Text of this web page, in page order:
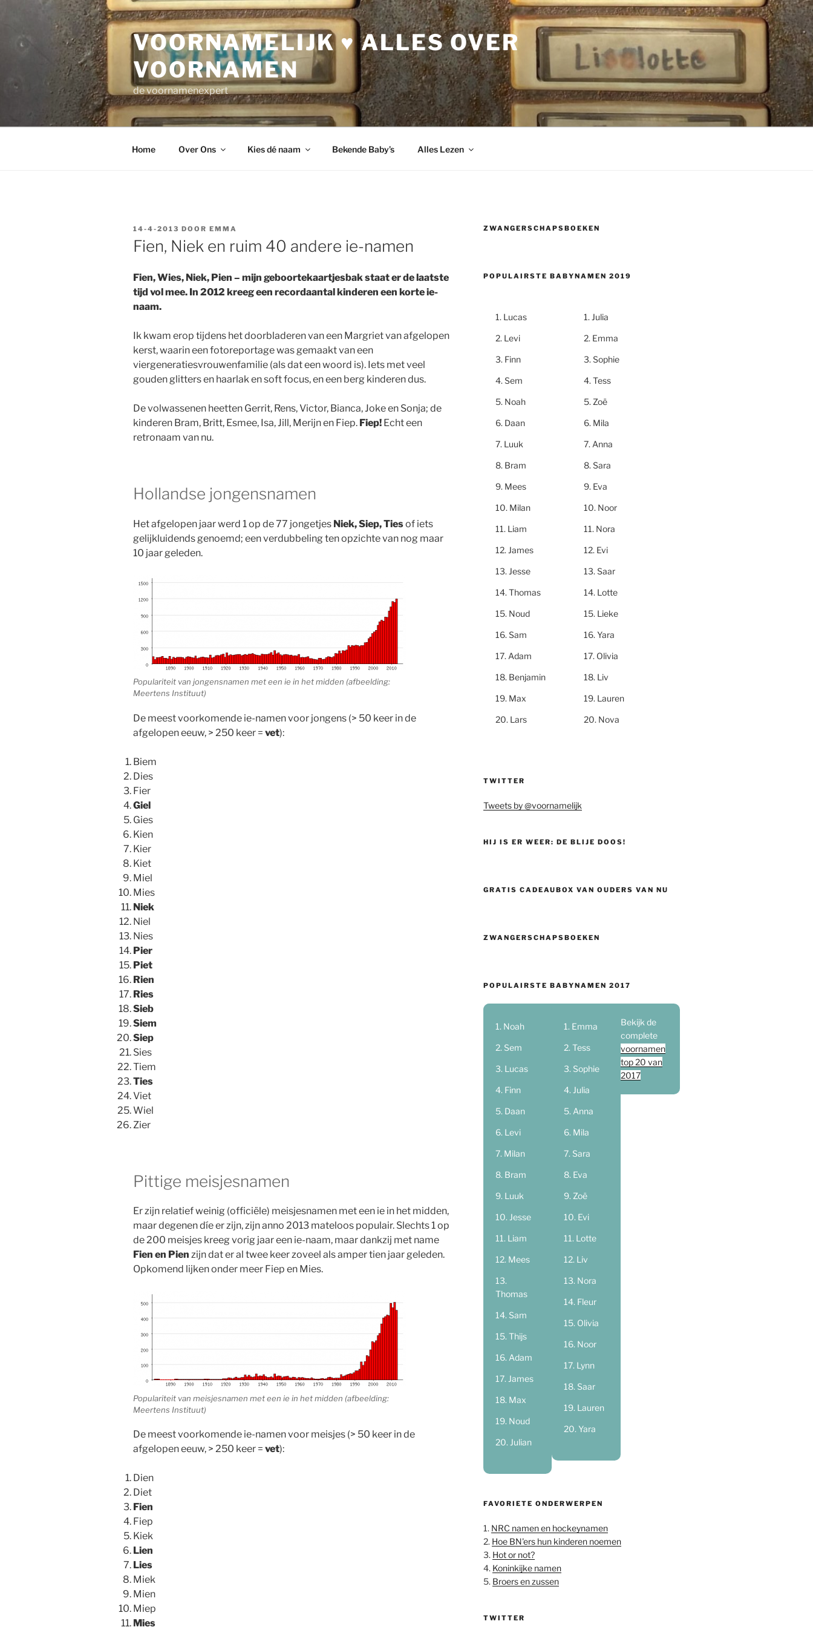
inhoud
VOORNAMELIJK ♥ ALLES OVER
VOORNAMEN
de voornamenexpert
Home Over Ons Kies dé naam Bekende Baby’s Alles Lezen
GEPLAATST
OP
14-4-2013 DOOR EMMA
Fien, Niek en ruim 40 andere ie-namen
Fien, Wies, Niek, Pien – mijn geboortekaartjesbak staat er de laatste
tijd vol mee. In 2012 kreeg een recordaantal kinderen een korte ie-
naam.
Ik kwam erop tijdens het doorbladeren van een Margriet van afgelopen
kerst, waarin een fotoreportage was gemaakt van een
viergeneratiesvrouwenfamilie (als dat een woord is). Iets met veel
gouden glitters en haarlak en soft focus, en een berg kinderen dus.
De volwassenen heetten Gerrit, Rens, Victor, Bianca, Joke en Sonja; de
kinderen Bram, Britt, Esmee, Isa, Jill, Merijn en Fiep. Fiep! Echt een
retronaam van nu.
Hollandse jongensnamen
Het afgelopen jaar werd 1 op de 77 jongetjes Niek, Siep, Tiesof iets
gelijkluidends genoemd; een verdubbeling ten opzichte van nog maar
10 jaar geleden.
Populariteit van jongensnamen met een ie in het midden (afbeelding:
Meertens Instituut)
De meest voorkomende ie-namen voor jongens (> 50 keer in de
afgelopen eeuw, > 250 keer = vet):
Biem
Dies
Fier
Giel
Gies
Kien
Kier
Kiet
Miel
Mies
Niek
Niel
Nies
Pier
Piet
Rien
Ries
Sieb
Siem
Siep
Sies
Tiem
Ties
Viet
Wiel
Zier
Pittige meisjesnamen
Er zijn relatief weinig (officiële) meisjesnamen met een ie in het midden,
maar degenen díe er zijn, zijn anno 2013 mateloos populair. Slechts 1 op
de 200 meisjes kreeg vorig jaar een ie-naam, maar dankzij met name
Fien en Pien zijn dat er al twee keer zoveel als amper tien jaar geleden.
Opkomend lijken onder meer Fiep en Mies.
Populariteit van meisjesnamen met een ie in het midden (afbeelding:
Meertens Instituut)
De meest voorkomende ie-namen voor meisjes (> 50 keer in de
afgelopen eeuw, > 250 keer = vet):
Dien
Diet
Fien
Fiep
Kiek
Lien
Lies
Miek
Mien
Miep
Mies
ZWANGERSCHAPSBOEKEN
POPULAIRSTE BABYNAMEN 2019
Lucas
Levi
Finn
Sem
Noah
Daan
Luuk
Bram
Mees
Milan
Liam
James
Jesse
Thomas
Noud
Sam
Adam
Benjamin
Max
Lars
Julia
Emma
Sophie
Tess
Zoë
Mila
Anna
Sara
Eva
Noor
Nora
Evi
Saar
Lotte
Lieke
Yara
Olivia
Liv
Lauren
Nova
TWITTER
Tweets by @voornamelijk
HIJ IS ER WEER: DE BLIJE DOOS!
GRATIS CADEAUBOX VAN OUDERS VAN NU
ZWANGERSCHAPSBOEKEN
POPULAIRSTE BABYNAMEN 2017
Noah
Sem
Lucas
Finn
Daan
Levi
Milan
Bram
Luuk
Jesse
Liam
Mees
Thomas
Sam
Thijs
Adam
James
Max
Noud
Julian
Emma
Tess
Sophie
Julia
Anna
Mila
Sara
Eva
Zoë
Evi
Lotte
Liv
Nora
Fleur
Olivia
Noor
Lynn
Saar
Lauren
Yara
Bekijk de
complete
voornamen
top 20 van
2017
FAVORIETE ONDERWERPEN
1. NRC namen en hockeynamen
2. Hoe BN'ers hun kinderen noemen
3. Hot or not?
4. Koninkijke namen
5. Broers en zussen
TWITTER